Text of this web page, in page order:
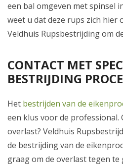
een bal omgeven met spinsel
weet u dat deze rups zich hier
Veldhuis Rupsbestrijding om
CONTACT MET
BESTRIJDING
Het bestrijden van de
een klus voor de professional.
overlast? Veldhuis
de bestrijding van de
graag om de overlast tegen te